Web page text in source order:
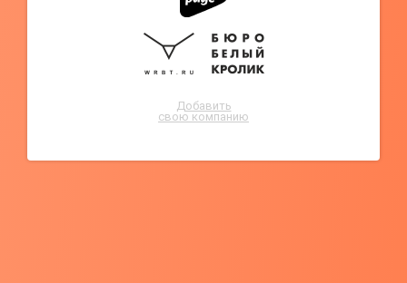
Добавить
свою компанию